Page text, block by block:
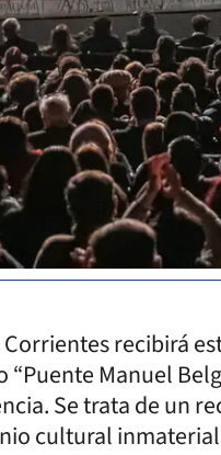
recibirá
“Puente Manuel
Se trata de un
cultural